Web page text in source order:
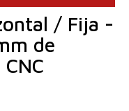
/ Fija -
de